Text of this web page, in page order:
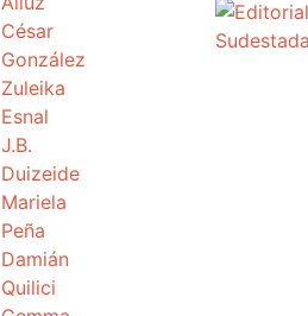
César
González
Zuleika
Esnal
J.B.
Duizeide
Mariela
Peña
Damián
Quilici